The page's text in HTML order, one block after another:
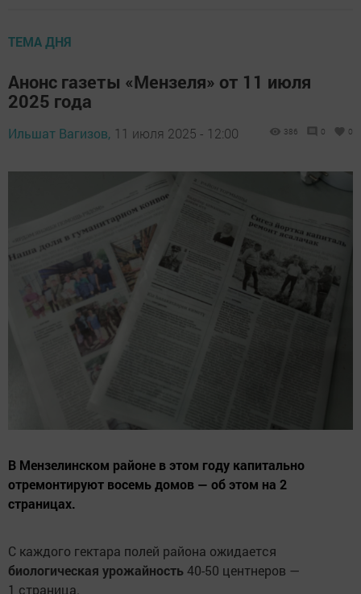
ТЕМА ДНЯ
Анонс газеты «Мензеля» от 11 июля
2025 года
Ильшат Вагизов, 11 июля 2025 - 12:00 386 0 0
В Мензелинском районе в этом году капитально
отремонтируют восемь домов — об этом на 2
страницах.
С каждого гектара полей района ожидается
биологическая урожайность40-50 центнеров —
1 страница.